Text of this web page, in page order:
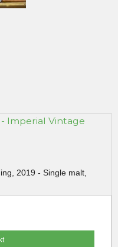
Imperial Vintage
2019 - Single malt,